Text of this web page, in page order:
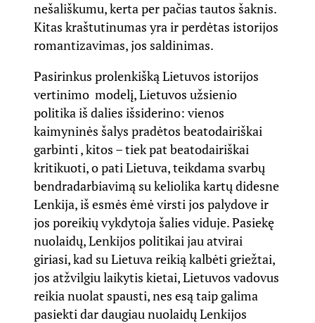
nešališkumu, kerta per pačias tautos šaknis.
Kitas kraštutinumas yra ir perdėtas istorijos
romantizavimas, jos saldinimas.
Pasirinkus prolenkišką Lietuvos istorijos
vertinimo modelį, Lietuvos užsienio
politika iš dalies išsiderino: vienos
kaimyninės šalys pradėtos beatodairiškai
garbinti , kitos – tiek pat beatodairiškai
kritikuoti, o pati Lietuva, teikdama svarbų
bendradarbiavimą su keliolika kartų didesne
Lenkija, iš esmės ėmė virsti jos palydove ir
jos poreikių vykdytoja šalies viduje. Pasiekę
nuolaidų, Lenkijos politikai jau atvirai
giriasi, kad su Lietuva reikią kalbėti griežtai,
jos atžvilgiu laikytis kietai, Lietuvos vadovus
reikia nuolat spausti, nes esą taip galima
pasiekti dar daugiau nuolaidų Lenkijos